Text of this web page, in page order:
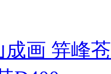
成画 笄峰